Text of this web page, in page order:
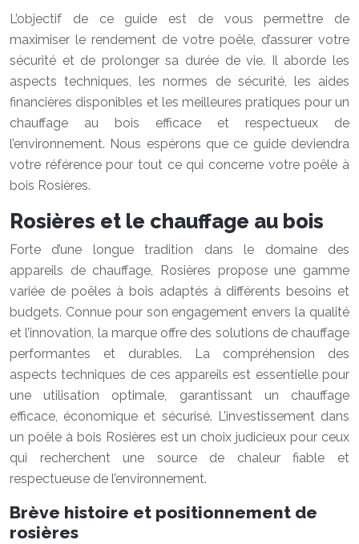
L’objectif de ce guide est de vous permettre de
maximiser le rendement de votre poêle, d’assurer votre
sécurité et de prolonger sa durée de vie. Il aborde les
aspects techniques, les normes de sécurité, les aides
financières disponibles et les meilleures pratiques pour un
chauffage au bois efficace et respectueux de
l’environnement. Nous espérons que ce guide deviendra
votre référence pour tout ce qui concerne votre poêle à
bois Rosières.
Rosières et le chauffage au bois
Forte d’une longue tradition dans le domaine des
appareils de chauffage, Rosières propose une gamme
variée de poêles à bois adaptés à différents besoins et
budgets. Connue pour son engagement envers la qualité
et l’innovation, la marque offre des solutions de chauffage
performantes et durables. La compréhension des
aspects techniques de ces appareils est essentielle pour
une utilisation optimale, garantissant un chauffage
efficace, économique et sécurisé. L’investissement dans
un poêle à bois Rosières est un choix judicieux pour ceux
qui recherchent une source de chaleur fiable et
respectueuse de l’environnement.
Brève histoire et positionnement de
rosières